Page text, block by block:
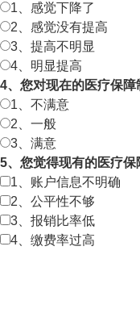
1、感觉下降了
2、感觉没有提高
3、提高不明显
4、明显提高
4、您对现在的医疗保障
1、不满意
2、一般
3、满意
5、您觉得现有的医疗
1、账户信息不明确
2、公平性不够
3、报销比率低
4、缴费率过高